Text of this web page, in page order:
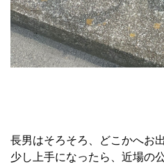
長男はそろそろ、どこかへお
少し上手になったら、近場の